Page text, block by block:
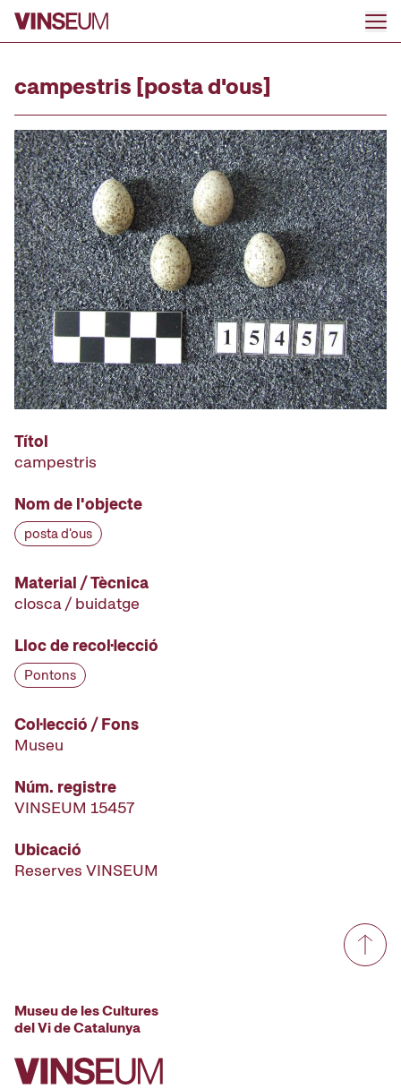
Anar al contingut
campestris [posta d'ous]
Títol
campestris
Nom de l'objecte
posta d'ous
Material / Tècnica
closca / buidatge
Lloc de recol·lecció
Pontons
Col·lecció / Fons
Museu
Núm. registre
VINSEUM 15457
Ubicació
Reserves VINSEUM
Museu de les Cultures
del Vi de Catalunya